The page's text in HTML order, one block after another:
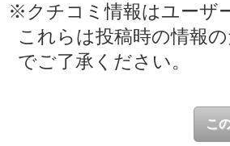
※クチコミ情報はユーザ
これらは投稿時の情報
でご了承ください。
こ